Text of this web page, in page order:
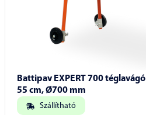
Battipav EXPERT 700
55 cm, Ø700 mm
Szállítható